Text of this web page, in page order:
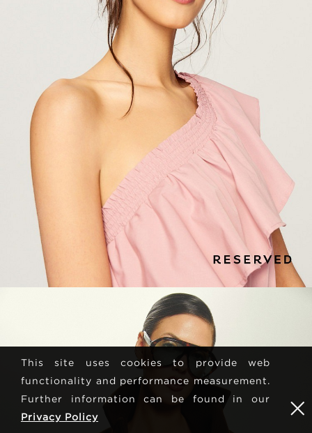
This site uses cookies to provide web
functionality and performance measurement.
Further information can be found in our
Privacy Policy